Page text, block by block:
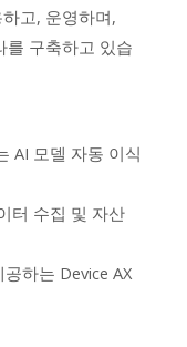
고, 운영하며,
를 구축하고 있습
AI 모델 자동 이식
터 수집 및 자산
하는 Device AX